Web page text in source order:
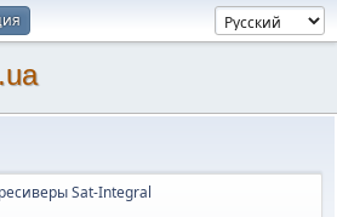
Sat-Integral